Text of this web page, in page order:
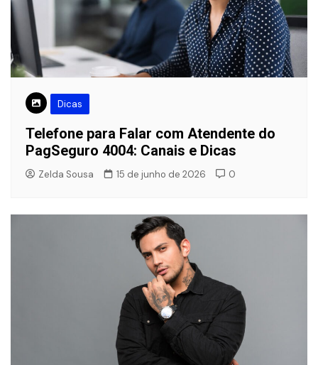
Dicas
Telefone para Falar com Atendente do
PagSeguro 4004: Canais e Dicas
Zelda Sousa 15 de junho de 2026 0